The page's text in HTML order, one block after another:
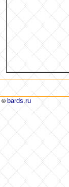
© bards.ru